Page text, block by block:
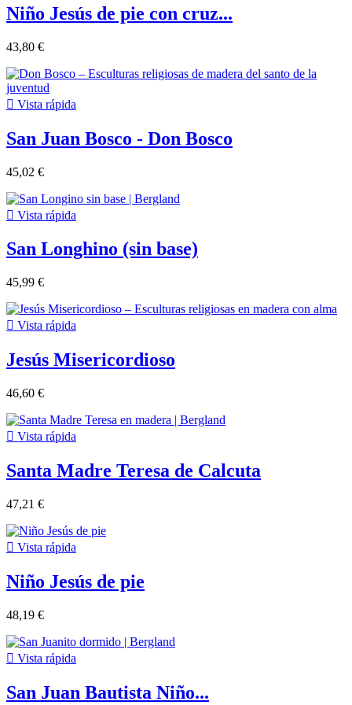
Niño Jesús de pie con cruz...
43,80 €
 Vista rápida
San Juan Bosco - Don Bosco
45,02 €
 Vista rápida
San Longhino (sin base)
45,99 €
 Vista rápida
Jesús Misericordioso
46,60 €
 Vista rápida
Santa Madre Teresa de Calcuta
47,21 €
 Vista rápida
Niño Jesús de pie
48,19 €
 Vista rápida
San Juan Bautista Niño...